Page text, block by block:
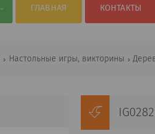
ГЛАВНАЯ КОНТАКТЫ
Настольные игры, викторины